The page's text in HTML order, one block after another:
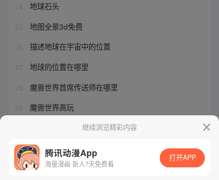
24 地球石头
25 地图全景3d免费
26 描述地球在宇宙中的位置
27 地球的位置在哪里
28 魔兽世界首席传送师在哪里
29 魔兽世界高玩
继续浏览精彩内容
腾讯动漫App
海量漫画 新人7天免费看
打开APP